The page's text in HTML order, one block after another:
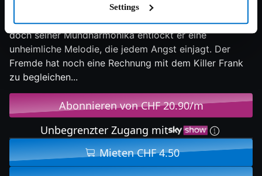
Settings
Ein rätselhafter Fremder trifft am Bahnhof eines
staubigen Wüstennestes ein. Er spricht kaum ein Wort,
doch seiner Mundharmonika entlockt er eine
unheimliche Melodie, die jedem Angst einjagt. Der
Fremde hat noch eine Rechnung mit dem Killer Frank
zu begleichen...
Abonnieren von CHF 20.90/m
Unbegrenzter Zugang mit
Mieten CHF 4.50